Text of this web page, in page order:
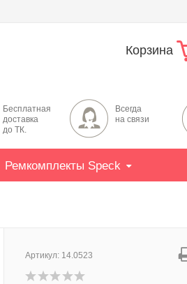
Корзина
Бесплатная
доставка
до ТК.
Всегда
на связи
Ремкомплекты Speck
Артикул: 14.0523